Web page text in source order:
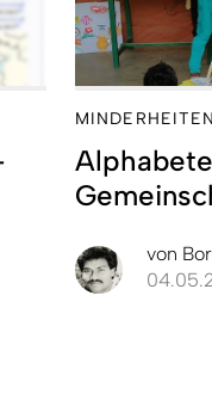
MINDERHEITEN
von